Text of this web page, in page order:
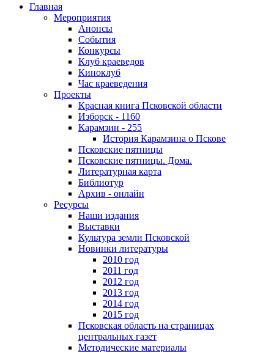
Главная
Мероприятия
Анонсы
События
Конкурсы
Клуб краеведов
Киноклуб
Час краеведения
Проекты
Красная книга Псковской области
Изборск - 1160
Карамзин - 255
История Карамзина о Пскове
Псковские пятницы
Псковские пятницы. Дома.
Литературная карта
Библиотур
Архив - онлайн
Ресурсы
Наши издания
Выставки
Культура земли Псковской
Новинки литературы
2010 год
2011 год
2012 год
2013 год
2014 год
2015 год
Псковская область на страницах
центральных газет
Методические материалы